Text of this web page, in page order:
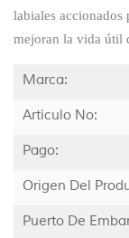
labiales accionados
mejoran la vida útil
Marca:
Artículo No:
Pago:
Origen Del
Puerto De